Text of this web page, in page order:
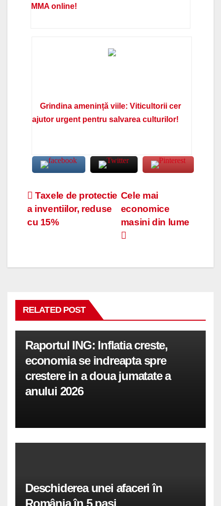
MMA online!
Grindina amenință viile: Viticultorii cer
ajutor urgent pentru salvarea culturilor!
Navigare
în
Cele mai
economice
masini din lume
Taxele de protectie
a inventiilor, reduse
cu 15%
RELATED POST
Raportul ING: Inflatia creste,
economia se indreapta spre
crestere in a doua jumatate a
anului 2026
Deschiderea unei afaceri în